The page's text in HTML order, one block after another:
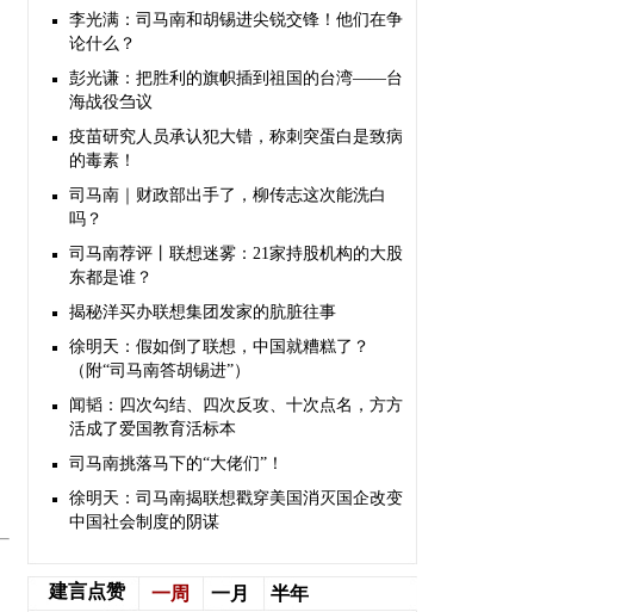
李光满：司马南和胡锡进尖锐交锋！他们在争
论什么？
彭光谦：把胜利的旗帜插到祖国的台湾——台
海战役刍议
​疫苗研究人员承认犯大错，称刺突蛋白是致病
的毒素！
司马南｜财政部出手了，柳传志这次能洗白
吗？
司马南荐评丨联想迷雾：21家持股机构的大股
东都是谁？
揭秘洋买办联想集团发家的肮脏往事
徐明天：假如倒了联想，中国就糟糕了？
（附“司马南答胡锡进”）
闻韬：四次勾结、四次反攻、十次点名，方方
活成了爱国教育活标本
​司马南挑落马下的“大佬们”！
徐明天：司马南揭联想戳穿美国消灭国企改变
中国社会制度的阴谋
建言点赞 一周 一月 半年